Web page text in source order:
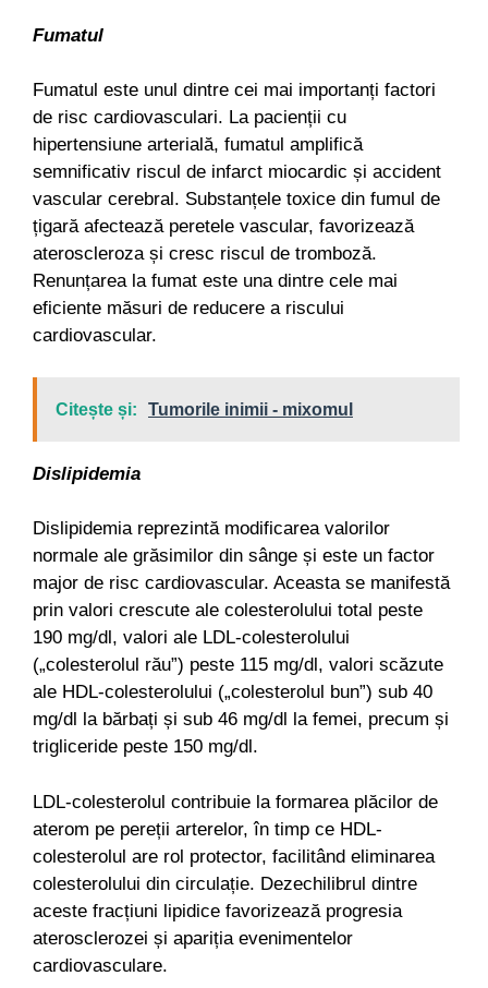
Fumatul
Fumatul este unul dintre cei mai importanți factori
de risc cardiovasculari. La pacienții cu
hipertensiune arterială, fumatul amplifică
semnificativ riscul de infarct miocardic și accident
vascular cerebral. Substanțele toxice din fumul de
țigară afectează peretele vascular, favorizează
ateroscleroza și cresc riscul de tromboză.
Renunțarea la fumat este una dintre cele mai
eficiente măsuri de reducere a riscului
cardiovascular.
Citește și: Tumorile inimii - mixomul
Dislipidemia
Dislipidemia reprezintă modificarea valorilor
normale ale grăsimilor din sânge și este un factor
major de risc cardiovascular. Aceasta se manifestă
prin valori crescute ale colesterolului total peste
190 mg/dl, valori ale LDL-colesterolului
(„colesterolul rău”) peste 115 mg/dl, valori scăzute
ale HDL-colesterolului („colesterolul bun”) sub 40
mg/dl la bărbați și sub 46 mg/dl la femei, precum și
trigliceride peste 150 mg/dl.
LDL-colesterolul contribuie la formarea plăcilor de
aterom pe pereții arterelor, în timp ce HDL-
colesterolul are rol protector, facilitând eliminarea
colesterolului din circulație. Dezechilibrul dintre
aceste fracțiuni lipidice favorizează progresia
aterosclerozei și apariția evenimentelor
cardiovasculare.